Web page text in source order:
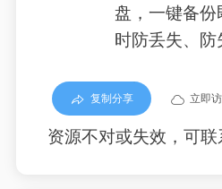
盘，一键备
时防丢失、防
复制分享 立即
资源不对或失效，可联